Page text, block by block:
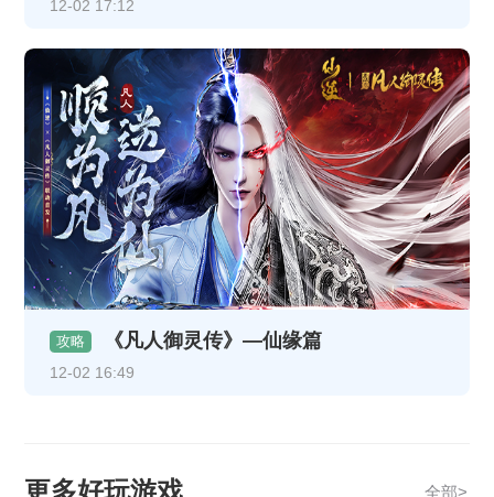
12-02 17:12
攻略 《凡人御灵传》—仙缘篇
12-02 16:49
全部>